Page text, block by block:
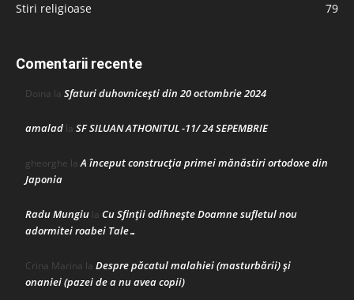
Stiri religioase
79
Comentarii recente
Doina la Sfaturi duhovnicești din 20 octombrie 2024
amalad la SF SILUAN ATHONITUL -11/ 24 SEPEMBRIE
gheorghe laA început construcţia primei mănăstiri ortodoxe din
Japonia
Radu Mungiu la Cu Sfinții odihnește Doamne sufletul nou
adormitei roabei Tale…
Crina Marina la Despre păcatul malahiei (masturbării) şi
onaniei (pazei de a nu avea copii)